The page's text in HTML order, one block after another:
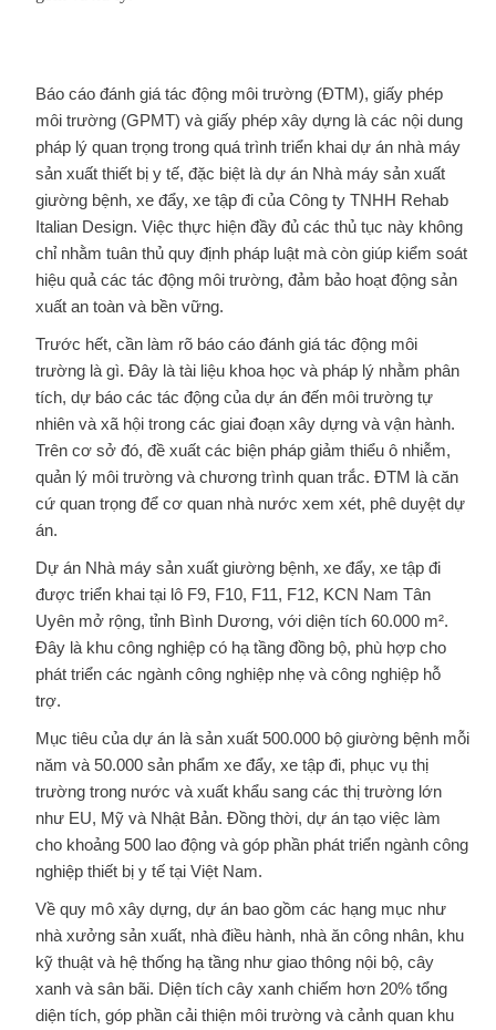
Báo cáo đánh giá tác động môi trường (ĐTM), giấy phép
môi trường (GPMT) và giấy phép xây dựng là các nội dung
pháp lý quan trọng trong quá trình triển khai dự án nhà máy
sản xuất thiết bị y tế, đặc biệt là dự án Nhà máy sản xuất
giường bệnh, xe đẩy, xe tập đi của Công ty TNHH Rehab
Italian Design. Việc thực hiện đầy đủ các thủ tục này không
chỉ nhằm tuân thủ quy định pháp luật mà còn giúp kiểm soát
hiệu quả các tác động môi trường, đảm bảo hoạt động sản
xuất an toàn và bền vững.
Trước hết, cần làm rõ báo cáo đánh giá tác động môi
trường là gì. Đây là tài liệu khoa học và pháp lý nhằm phân
tích, dự báo các tác động của dự án đến môi trường tự
nhiên và xã hội trong các giai đoạn xây dựng và vận hành.
Trên cơ sở đó, đề xuất các biện pháp giảm thiểu ô nhiễm,
quản lý môi trường và chương trình quan trắc. ĐTM là căn
cứ quan trọng để cơ quan nhà nước xem xét, phê duyệt dự
án.
Dự án Nhà máy sản xuất giường bệnh, xe đẩy, xe tập đi
được triển khai tại lô F9, F10, F11, F12, KCN Nam Tân
Uyên mở rộng, tỉnh Bình Dương, với diện tích 60.000 m².
Đây là khu công nghiệp có hạ tầng đồng bộ, phù hợp cho
phát triển các ngành công nghiệp nhẹ và công nghiệp hỗ
trợ.
Mục tiêu của dự án là sản xuất 500.000 bộ giường bệnh mỗi
năm và 50.000 sản phẩm xe đẩy, xe tập đi, phục vụ thị
trường trong nước và xuất khẩu sang các thị trường lớn
như EU, Mỹ và Nhật Bản. Đồng thời, dự án tạo việc làm
cho khoảng 500 lao động và góp phần phát triển ngành công
nghiệp thiết bị y tế tại Việt Nam.
Về quy mô xây dựng, dự án bao gồm các hạng mục như
nhà xưởng sản xuất, nhà điều hành, nhà ăn công nhân, khu
kỹ thuật và hệ thống hạ tầng như giao thông nội bộ, cây
xanh và sân bãi. Diện tích cây xanh chiếm hơn 20% tổng
diện tích, góp phần cải thiện môi trường và cảnh quan khu